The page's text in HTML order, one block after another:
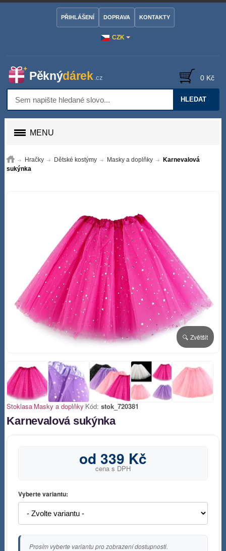
CZK
PŘIHLÁŠENÍ DOPRAVA KONTAKTY
HLEDAT
0 Kč
MENU
Hračky Dětské kostýmy Masky a doplňky
Karnevalová
sukýnka
🔍 Zvětšit
Stoklasa|Masky a doplňky|Kód:stok_720381
Karnevalová sukýnka
od 339 Kč
cena s DPH
Vyberte variantu:
Prosím vyberte variantu pro zobrazení dostupnosti.